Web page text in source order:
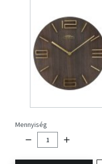
Mennyiség